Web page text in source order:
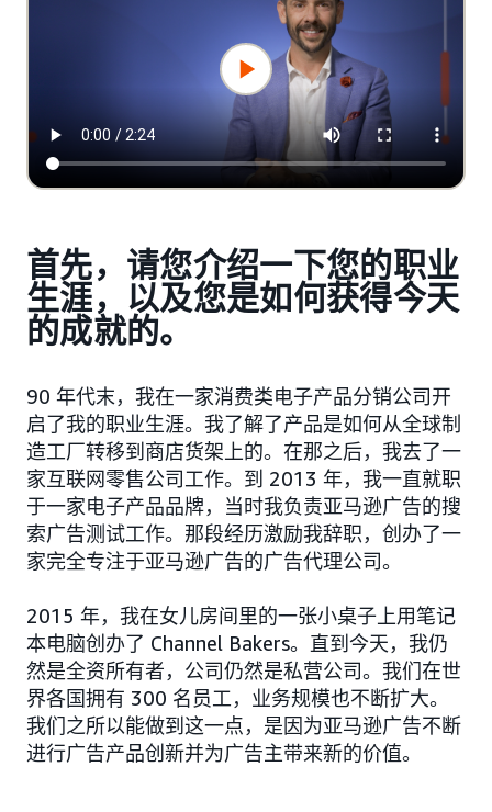
首先，请您介绍一下您的职业
生涯，以及您是如何获得今天
的成就的。
90 年代末，我在一家消费类电子产品分销公司开
启了我的职业生涯。我了解了产品是如何从全球制
造工厂转移到商店货架上的。在那之后，我去了一
家互联网零售公司工作。到 2013 年，我一直就职
于一家电子产品品牌，当时我负责亚马逊广告的搜
索广告测试工作。那段经历激励我辞职，创办了一
家完全专注于亚马逊广告的广告代理公司。
2015 年，我在女儿房间里的一张小桌子上用笔记
本电脑创办了 Channel Bakers。直到今天，我仍
然是全资所有者，公司仍然是私营公司。我们在世
界各国拥有 300 名员工，业务规模也不断扩大。
我们之所以能做到这一点，是因为亚马逊广告不断
进行广告产品创新并为广告主带来新的价值。